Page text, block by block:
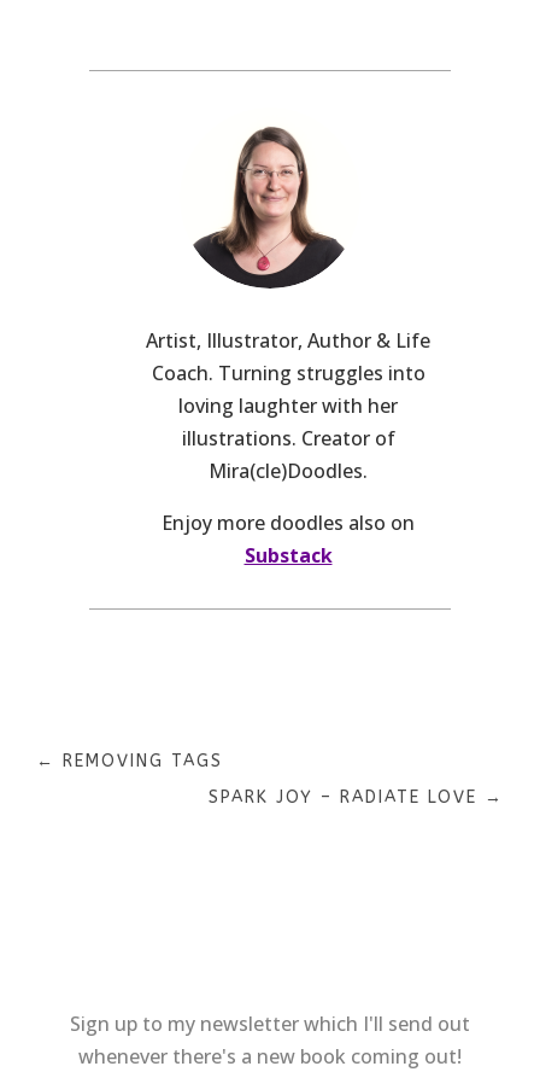
Artist, Illustrator, Author & Life
Coach. Turning struggles into
loving laughter with her
illustrations. Creator of
Mira(cle)Doodles.
Enjoy more doodles also on
Substack
← REMOVING TAGS
SPARK JOY – RADIATE LOVE →
Sign up to my newsletter which I'll send out
whenever there's a new book coming out!